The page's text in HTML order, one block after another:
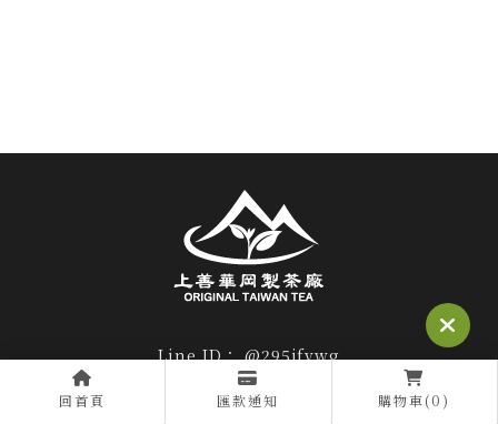
回首頁 匯款通知 購物車(0)
@295jfvwg
0963773969
0963773969